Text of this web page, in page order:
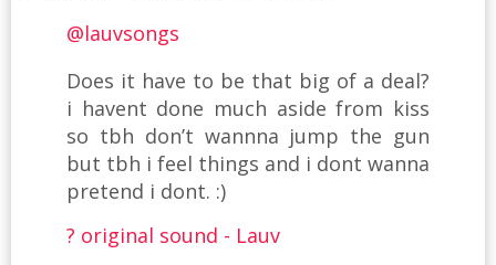
@lauvsongs
Does it have to be that big of a deal?
i havent done much aside from kiss
so tbh don’t wannna jump the gun
but tbh i feel things and i dont wanna
pretend i dont. :)
? original sound - Lauv